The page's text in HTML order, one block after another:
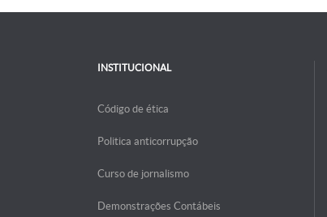
INSTITUCIONAL
Código de ética
Politica anticorrupção
Curso de jornalismo
Demonstrações Contábeis